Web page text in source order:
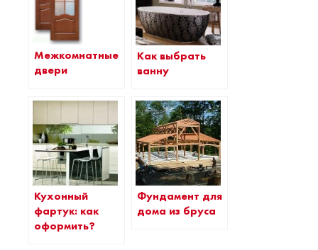
Межкомнатные
двери
Как выбрать
ванну
Кухонный
фартук: как
оформить?
Фундамент для
дома из бруса